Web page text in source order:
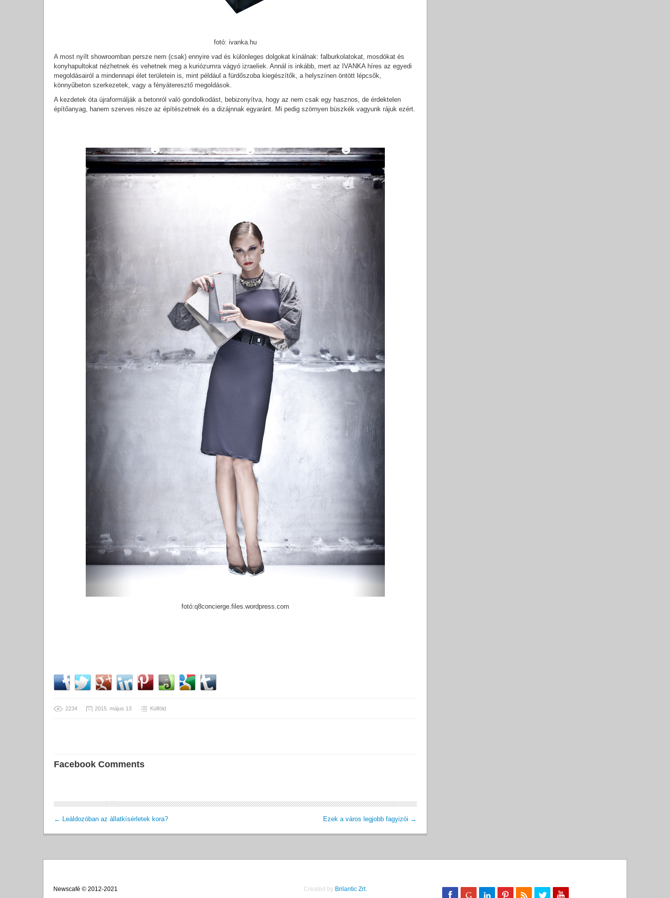
fotó: ivanka.hu
A most nyílt showroomban persze nem (csak) ennyire vad és különleges dolgokat kínálnak: falburkolatokat, mosdókat és
konyhapultokat nézhetnek és vehetnek meg a kuriózumra vágyó izraeliek. Annál is inkább, mert az IVANKA híres az egyedi
megoldásairól a mindennapi élet területein is, mint például a fürdőszoba kiegészítők, a helyszínen öntött lépcsők,
könnyűbeton szerkezetek, vagy a fényáteresztő megoldások.
A kezdetek óta újraformálják a betonról való gondolkodást, bebizonyítva, hogy az nem csak egy hasznos, de érdektelen
építőanyag, hanem szerves része az építészetnek és a dizájnnak egyaránt. Mi pedig szörnyen büszkék vagyunk rájuk ezért.
fotó:q8concierge.files.wordpress.com
2234 2015. május 13 Külföld
Facebook Comments
← Leáldozóban az állatkísérletek kora? Ezek a város legjobb fagyizói →
Newscafé © 2012-2021 Created by Brilantic Zrt.